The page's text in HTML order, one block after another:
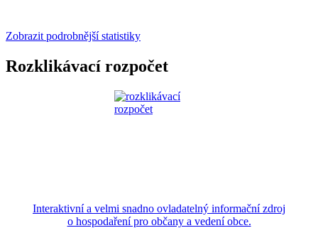
Zobrazit podrobnější statistiky
Rozklikávací rozpočet
Interaktivní a velmi snadno ovladatelný informační zdroj
o hospodaření pro občany a vedení obce.